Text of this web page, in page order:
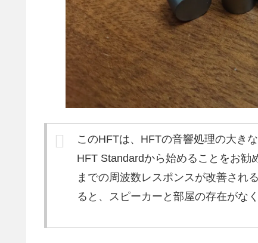
このHFTは、HFTの音響処理の大き
HFT Standardから始めることをお勧
までの周波数レスポンスが改善され
ると、スピーカーと部屋の存在がなく